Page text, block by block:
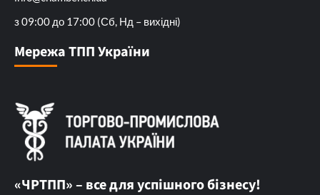
з 09:00 до 17:00 (Сб, Нд – вихідні)
Мережа ТПП України
«ЧРТПП» – все для успішного бізнесу!